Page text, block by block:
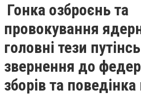
Гонка озброєнь та
провокування
головні тези
звернення до
зборів та